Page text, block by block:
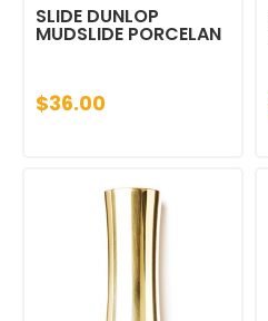
SLIDE DUNLOP
MUDSLIDE PORCELAN
$36.00